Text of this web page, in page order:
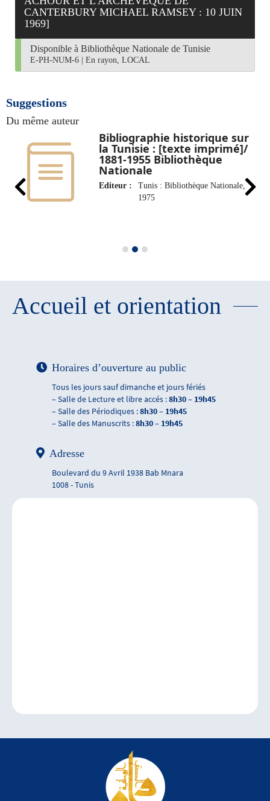
CANTERBURY MICHAEL RAMSEY : 10 JUIN
1969]
Disponible à Bibliothèque Nationale de Tunisie
E-PH-NUM-6 En rayon, LOCAL
Suggestions
Du même auteur
Bibliographie historique sur
la Tunisie : [texte imprimé]/
1881-1955 Bibliothèque
Nationale
Editeur :
Tunis : Bibliothèque Nationale,
1975
Accueil et orientation
Horaires d’ouverture au public
Tous les jours sauf dimanche et jours fériés
– Salle de Lecture et libre accés :8h30 – 19h45
– Salle des Périodiques :8h30 – 19h45
– Salle des Manuscrits :8h30 – 19h45
Adresse
Boulevard du 9 Avril 1938 Bab Mnara
1008 - Tunis